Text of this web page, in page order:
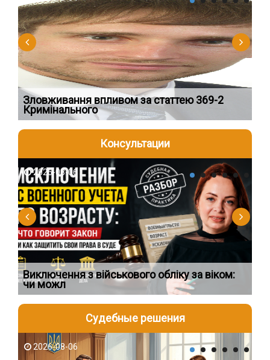
Зловживання впливом за статтею 369-2
Кримінального
Консультации
2026-08-06
Виключення з військового обліку за віком:
чи можл
Судебные решения
2026-08-06